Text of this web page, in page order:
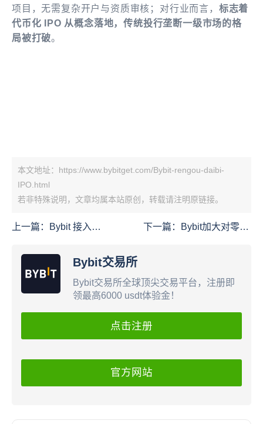
项目，无需复杂开户与资质审核；对行业而言， 标志着
代币化 IPO 从概念落地，传统投行垄断一级市场的格
局被打破。
本文地址：https://www.bybitget.com/Bybit-rengou-daibi-
IPO.html
若非特殊说明，文章均属本站原创，转载请注明原链接。
上一篇：
Bybit 接入
络后，今天的 Web3 更像
现实金融基础设施
下一篇： Bybit加大对零售
Bybit交易所
Bybit交易所全球顶尖交易平台，注册即
领最高6000 usdt体验金！
点击注册
官方网站